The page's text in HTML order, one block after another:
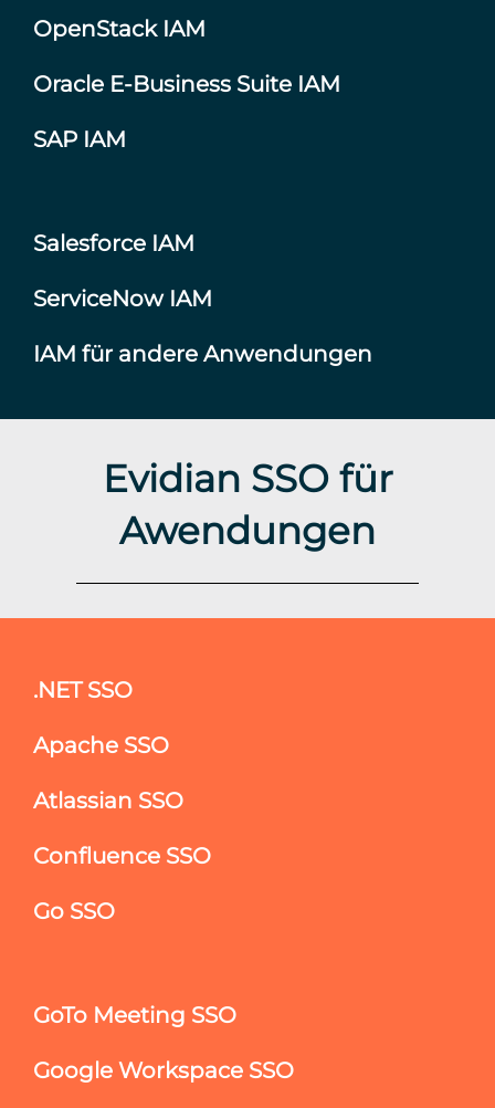
OpenStack IAM
Oracle E-Business Suite IAM
SAP IAM
Salesforce IAM
ServiceNow IAM
IAM für andere Anwendungen
Evidian SSO für
Awendungen
.NET SSO
Apache SSO
Atlassian SSO
Confluence SSO
Go SSO
GoTo Meeting SSO
Google Workspace SSO